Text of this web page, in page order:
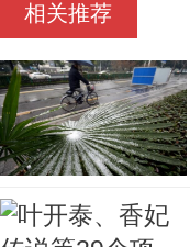
相关推荐